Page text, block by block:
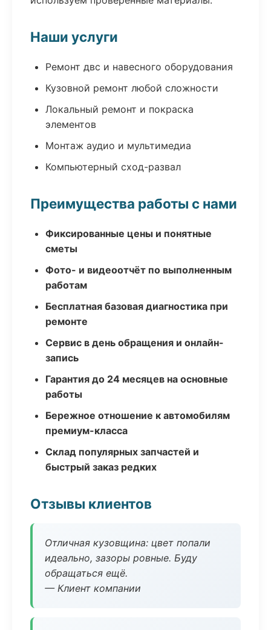
Наши услуги
Ремонт двс и навесного оборудования
Кузовной ремонт любой сложности
Локальный ремонт и покраска
элементов
Монтаж аудио и мультимедиа
Компьютерный сход-развал
Преимущества работы с нами
Фиксированные цены и понятные
сметы
Фото- и видеоотчёт по выполненным
работам
Бесплатная базовая диагностика при
ремонте
Сервис в день обращения и онлайн-
запись
Гарантия до 24 месяцев на основные
работы
Бережное отношение к автомобилям
премиум-класса
Склад популярных запчастей и
быстрый заказ редких
Отзывы клиентов
Отличная кузовщина: цвет попали
идеально, зазоры ровные. Буду
обращаться ещё.
— Клиент компании